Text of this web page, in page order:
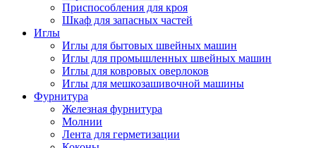
Приспособления для кроя
Шкаф для запасных частей
Иглы
Иглы для бытовых швейных машин
Иглы для промышленных швейных машин
Иглы для ковровых оверлоков
Иглы для мешкозашивочной машины
Фурнитура
Железная фурнитура
Молнии
Лента для герметизации